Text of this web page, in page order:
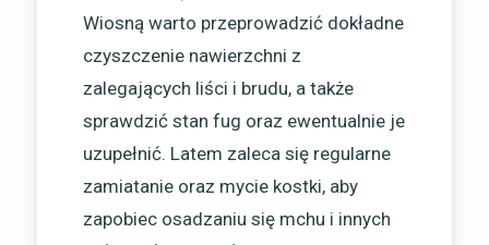
Wiosną warto przeprowadzić dokładne
czyszczenie nawierzchni z
zalegających liści i brudu, a także
sprawdzić stan fug oraz ewentualnie je
uzupełnić. Latem zaleca się regularne
zamiatanie oraz mycie kostki, aby
zapobiec osadzaniu się mchu i innych